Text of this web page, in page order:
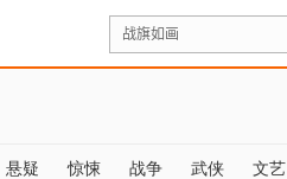
悬疑 惊悚 战争 武侠 文艺